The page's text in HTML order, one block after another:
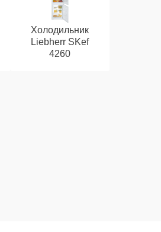
Холодильник
Liebherr SKef
4260